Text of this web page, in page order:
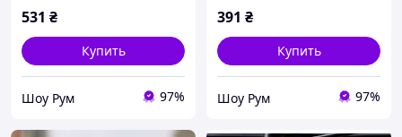
531 ₴
Купить
Шоу Рум 97%
391 ₴
Купить
Шоу Рум 97%